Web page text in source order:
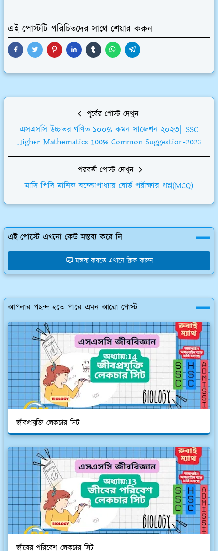
এই পোস্টটি পরিচিতদের সাথে শেয়ার করুন
পূর্বের পোস্ট দেখুন
এসএসসি উচ্চতর গণিত ১০০% কমন সাজেশন-২০২৩|| SSC
Higher Mathematics 100% Common Suggestion-2023
পরবর্তী পোস্ট দেখুন
মাসি-পিসি মানিক বন্দ্যোপাধ্যায় বোর্ড পরীক্ষার প্রশ্ন(MCQ)
এই পোস্টে এখনো কেউ মন্তব্য করে নি
মন্তব্য করতে এখানে ক্লিক করুন
আপনার পছন্দ হতে পারে এমন আরো পোস্ট
জীবপ্রযুক্তি লেকচার সিট
জীবের পরিবেশ লেকচার সিট